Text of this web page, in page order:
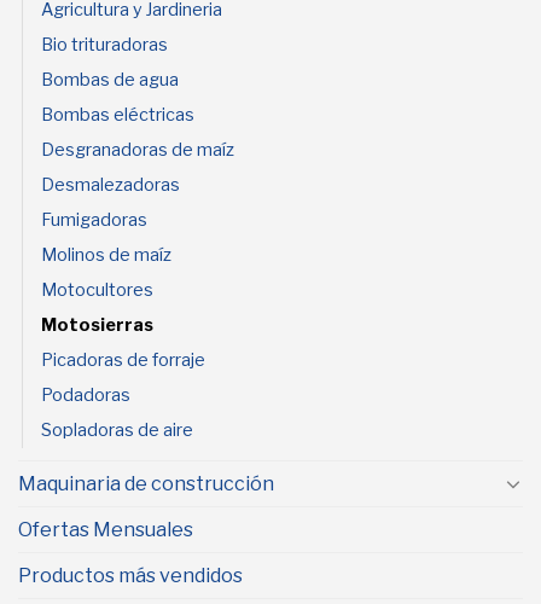
Agricultura y Jardineria
Bio trituradoras
Bombas de agua
Bombas eléctricas
Desgranadoras de maíz
Desmalezadoras
Fumigadoras
Molinos de maíz
Motocultores
Motosierras
Picadoras de forraje
Podadoras
Sopladoras de aire
Maquinaria de construcción
Ofertas Mensuales
Productos más vendidos